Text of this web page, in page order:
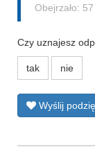
Obejrzało:
Czy uznajesz
tak nie
Wyślij